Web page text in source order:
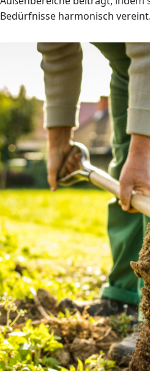
Bedürfnisse harmonisch vereint.